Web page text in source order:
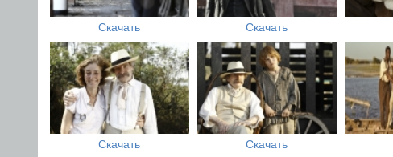
Скачать Скачать
Скачать Скачать